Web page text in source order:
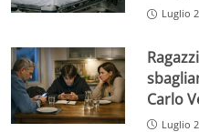
Luglio
Carlo
Luglio